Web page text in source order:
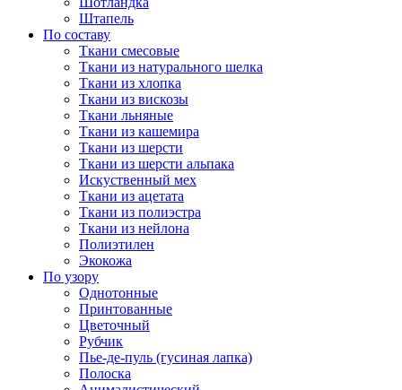
Штапель
По составу
Ткани смесовые
Ткани из натурального шелка
Ткани из хлопка
Ткани из вискозы
Ткани льняные
Ткани из кашемира
Ткани из шерсти
Ткани из шерсти альпака
Искуственный мех
Ткани из ацетата
Ткани из полиэстра
Ткани из нейлона
Полиэтилен
Экокожа
По узору
Однотонные
Принтованные
Цветочный
Рубчик
Пье-де-пуль (гусиная лапка)
Полоска